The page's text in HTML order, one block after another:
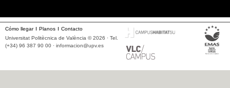
Cómo llegar Planos
Contacto
Universitat Politècnica de València © 2026 · Tel.
(+34) 96 387 90 00 · informacion@upv.es